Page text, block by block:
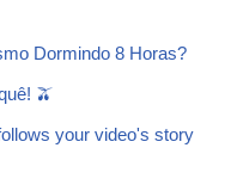
Dormindo 8 Horas?
🫒
your video's story